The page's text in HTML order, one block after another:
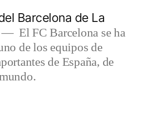
Barcelona de La
El FC Barcelona se ha
de los equipos de
de España, de